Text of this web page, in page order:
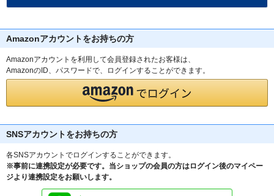
Amazonアカウントをお持ちの方
Amazonアカウントを利用して会員登録されたお客様は、
AmazonのID、パスワードで、ログインすることができます。
SNSアカウントをお持ちの方
各SNSアカウントでログインすることができます。
※事前に連携設定が必要です。当ショップの会員の方はログイン後のマイペー
ジより連携設定をお願いします。